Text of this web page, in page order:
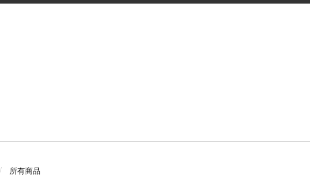
所有商品